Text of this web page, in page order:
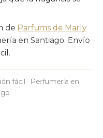
de Parfums de Marly
en Santiago. Envío
fácil · Perfumería en